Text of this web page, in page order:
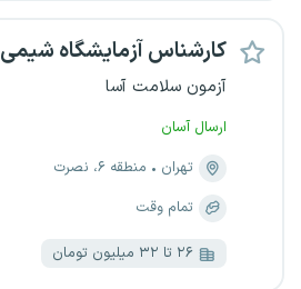
کارشناس آزمایشگاه شیمی
آزمون سلامت آسا
ارسال آسان
تهران
منطقه ۶، نصرت
تمام وقت
۲۶ تا ۳۲ میلیون تومان